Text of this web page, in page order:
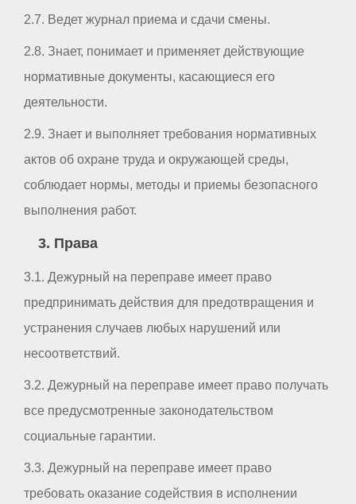
2.7. Ведет журнал приема и сдачи смены.
2.8. Знает, понимает и применяет действующие
нормативные документы, касающиеся его
деятельности.
2.9. Знает и выполняет требования нормативных
актов об охране труда и окружающей среды,
соблюдает нормы, методы и приемы безопасного
выполнения работ.
3. Права
3.1. Дежурный на переправе имеет право
предпринимать действия для предотвращения и
устранения случаев любых нарушений или
несоответствий.
3.2. Дежурный на переправе имеет право получать
все предусмотренные законодательством
социальные гарантии.
3.3. Дежурный на переправе имеет право
требовать оказание содействия в исполнении